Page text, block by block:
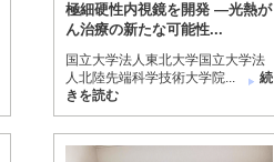
極細硬性内視鏡を開発 ―光熱が
ん治療の新たな可能性...
国立大学法人東北大学国立大学法
人北陸先端科学技術大学院...
続
きを読む